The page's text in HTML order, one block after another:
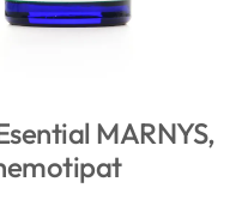
MARNYS,